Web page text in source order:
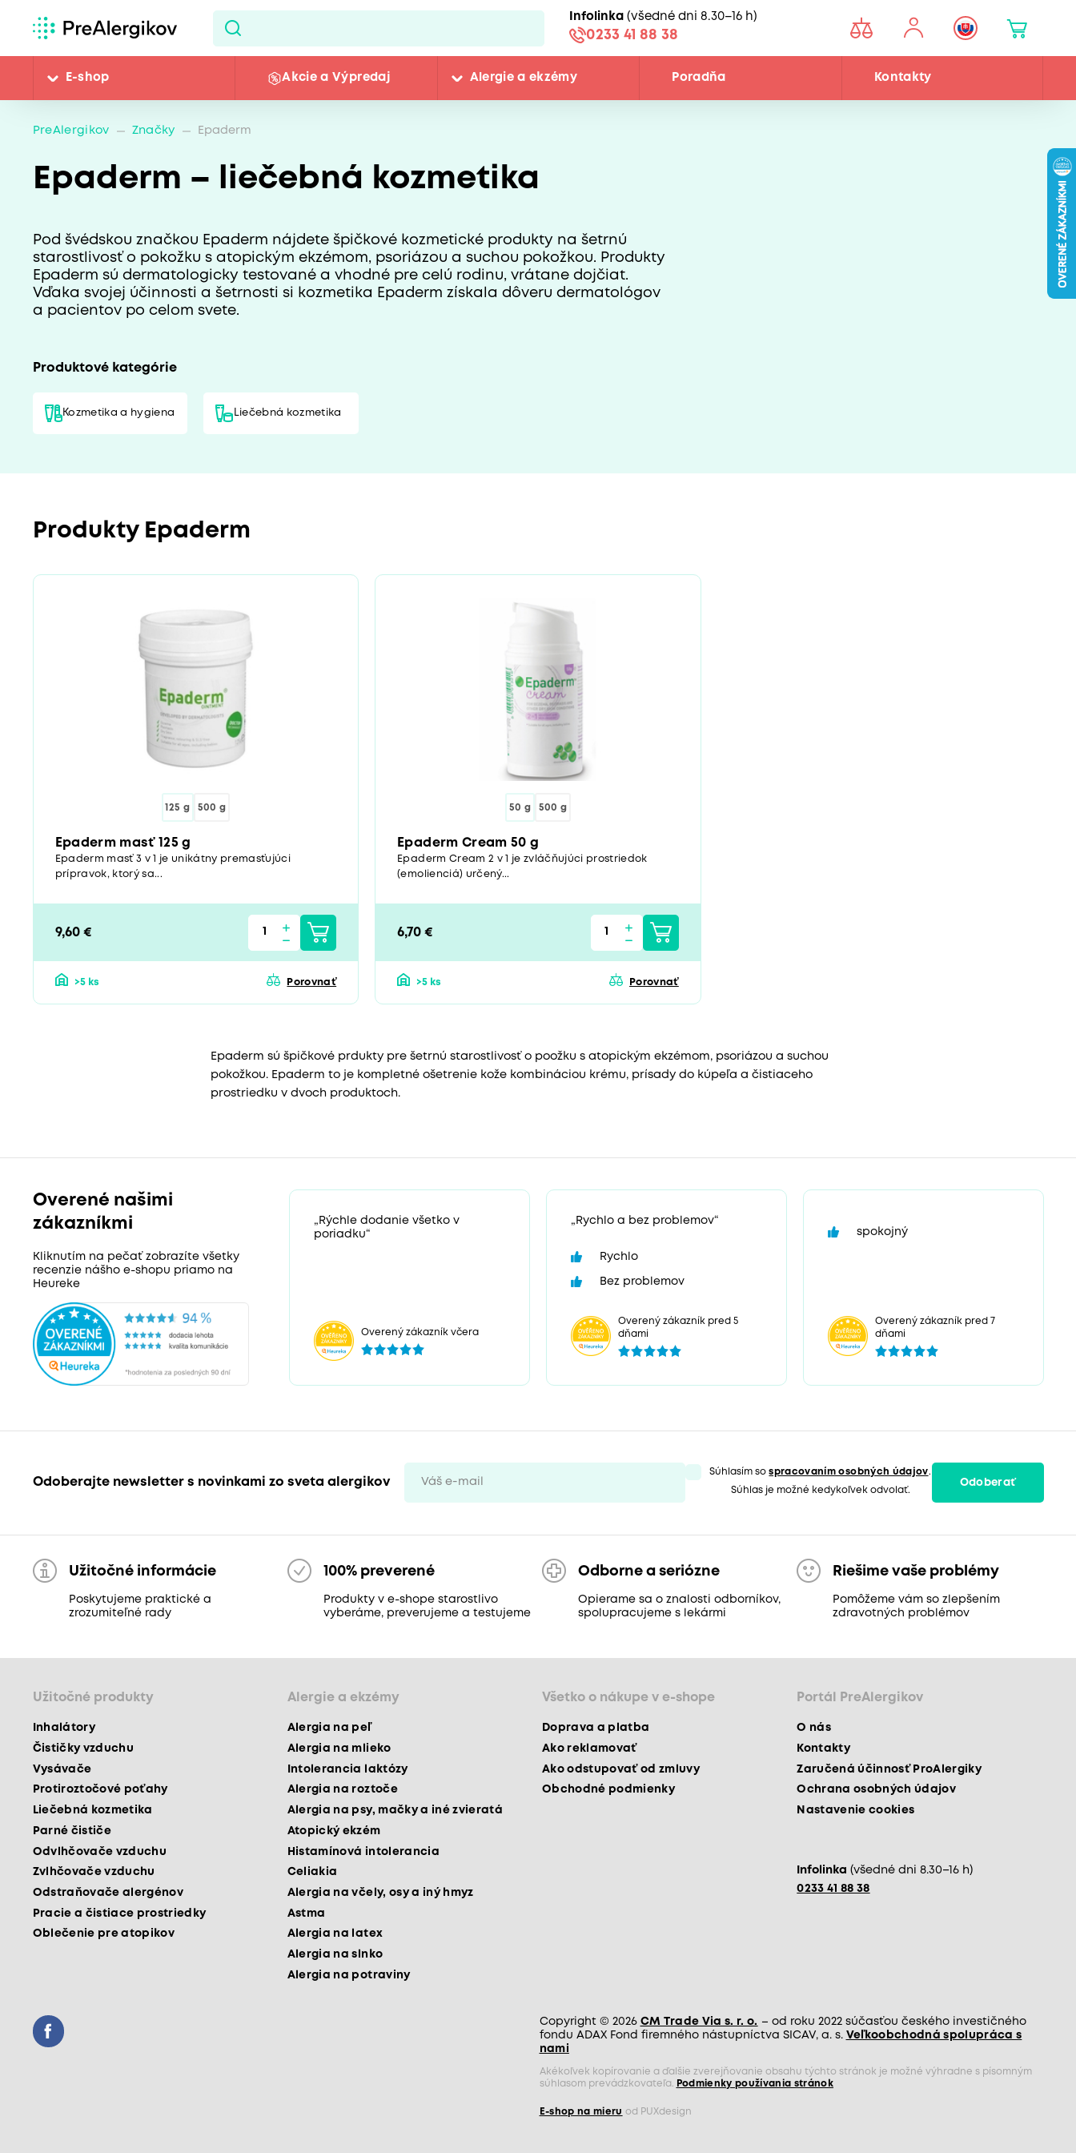
Infolinka (všedné dni 8.30–16 h)
0233 41 88 38
E-shop Akcie a Výpredaj Alergie a ekzémy Poradňa Kontakty
PreAlergikov Značky Epaderm
Epaderm – liečebná kozmetika
Pod švédskou značkou Epaderm nájdete špičkové kozmetické produkty na šetrnú
starostlivosť o pokožku s atopickým ekzémom, psoriázou a suchou pokožkou. Produkty
Epaderm sú dermatologicky testované a vhodné pre celú rodinu, vrátane dojčiat.
Vďaka svojej účinnosti a šetrnosti si kozmetika Epaderm získala dôveru dermatológov
a pacientov po celom svete.
Produktové kategórie
Kozmetika a hygiena Liečebná kozmetika
Produkty Epaderm
125 g 500 g
Epaderm masť 125 g
Epaderm masť 3 v 1 je unikátny premasťujúci
prípravok, ktorý sa...
9,60 €
>5 ks Porovnať
50 g 500 g
Epaderm Cream 50 g
Epaderm Cream 2 v 1 je zvláčňujúci prostriedok
(emolienciá) určený...
6,70 €
>5 ks Porovnať
Epaderm sú špičkové prdukty pre šetrnú starostlivosť o poožku s atopickým ekzémom, psoriázou a suchou
pokožkou. Epaderm to je kompletné ošetrenie kože kombináciou krému, prísady do kúpeľa a čistiaceho
prostriedku v dvoch produktoch.
Overené našimi
zákazníkmi
Kliknutím na pečať zobrazíte všetky
recenzie nášho e-shopu priamo na
Heureke
„Rýchle dodanie všetko v
poriadku“
Overený zákazník včera
„Rychlo a bez problemov“
Rychlo
Bez problemov
Overený zákazník pred 5
dňami
spokojný
Overený zákazník pred 7
dňami
Odoberajte newsletter s novinkami zo sveta alergikov
Súhlasím sospracovaním osobných údajov.
Súhlas je možné kedykoľvek odvolať.
Odoberať
Užitočné informácie
Poskytujeme praktické a
zrozumiteľné rady
100% preverené
Produkty v e-shope starostlivo
vyberáme, preverujeme a testujeme
Odborne a seriózne
Opierame sa o znalosti odborníkov,
spolupracujeme s lekármi
Riešime vaše problémy
Pomôžeme vám so zlepšením
zdravotných problémov
Užitočné produkty
Inhalátory
Čističky vzduchu
Vysávače
Protiroztočové poťahy
Liečebná kozmetika
Parné čističe
Odvlhčovače vzduchu
Zvlhčovače vzduchu
Odstraňovače alergénov
Pracie a čistiace prostriedky
Oblečenie pre atopikov
Alergie a ekzémy
Alergia na peľ
Alergia na mlieko
Intolerancia laktózy
Alergia na roztoče
Alergia na psy, mačky a iné zvieratá
Atopický ekzém
Histamínová intolerancia
Celiakia
Alergia na včely, osy a iný hmyz
Astma
Alergia na latex
Alergia na slnko
Alergia na potraviny
Všetko o nákupe v e-shope
Doprava a platba
Ako reklamovať
Ako odstupovať od zmluvy
Obchodné podmienky
Portál PreAlergikov
O nás
Kontakty
Zaručená účinnosť ProAlergiky
Ochrana osobných údajov
Nastavenie cookies
Infolinka (všedné dni 8.30–16 h)
0233 41 88 38
Copyright © 2026 CM Trade Via s. r. o. – od roku 2022 súčasťou českého investičného
fondu ADAX Fond firemného nástupníctva SICAV, a. s. Veľkoobchodná spolupráca s
nami
Akékoľvek kopírovanie a ďalšie zverejňovanie obsahu týchto stránok je možné výhradne s písomným
súhlasom prevádzkovateľa. Podmienky používania stránok
E-shop na mieru od PUXdesign